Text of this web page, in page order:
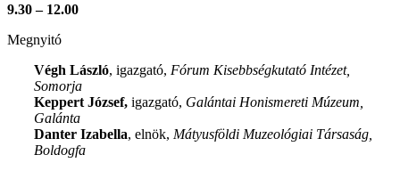
9.30 – 12.00
Megnyitó
Végh László, igazgató, Fórum Kisebbségkutató Intézet,
Somorja
Keppert József, igazgató, Galántai Honismereti Múzeum,
Galánta
Danter Izabella, elnök, Mátyusföldi Muzeológiai Társaság,
Boldogfa